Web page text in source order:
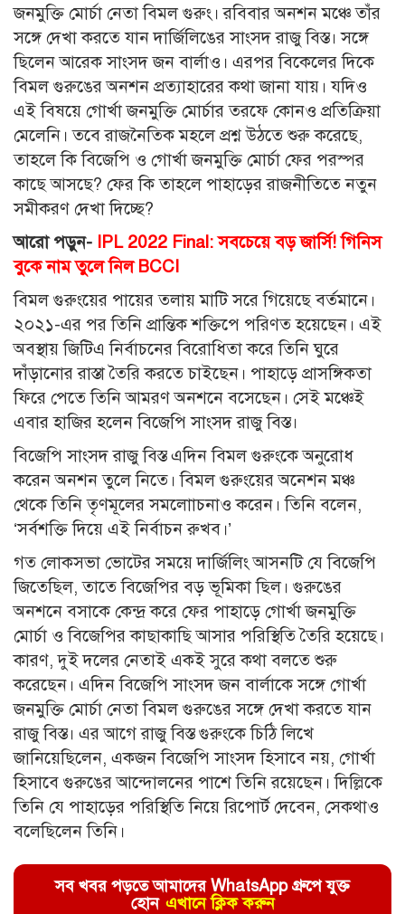
জনমুক্তি মোর্চা নেতা বিমল গুরুং। রবিবার অনশন মঞ্চে তাঁর
সঙ্গে দেখা করতে যান দার্জিলিঙের সাংসদ রাজু বিস্ত। সঙ্গে
ছিলেন আরেক সাংসদ জন বার্লাও। এরপর বিকেলের দিকে
বিমল গুরুঙের অনশন প্রত্যাহারের কথা জানা যায়। যদিও
এই বিষয়ে গোর্খা জনমুক্তি মোর্চার তরফে কোনও প্রতিক্রিয়া
মেলেনি। তবে রাজনৈতিক মহলে প্রশ্ন উঠতে শুরু করেছে,
তাহলে কি বিজেপি ও গোর্খা জনমুক্তি মোর্চা ফের পরস্পর
কাছে আসছে? ফের কি তাহলে পাহাড়ের রাজনীতিতে নতুন
সমীকরণ দেখা দিচ্ছে?
আরো পড়ুন- IPL 2022 Final: সবচেয়ে বড় জার্সি! গিনিস
বুকে নাম তুলে নিল BCCI
বিমল গুরুংয়ের পায়ের তলায় মাটি সরে গিয়েছে বর্তমানে।
২০২১-এর পর তিনি প্রান্তিক শক্তিপে পরিণত হয়েছেন। এই
অবস্থায় জিটিএ নির্বাচনের বিরোধিতা করে তিনি ঘুরে
দাঁড়ানোর রাস্তা তৈরি করতে চাইছেন। পাহাড়ে প্রাসঙ্গিকতা
ফিরে পেতে তিনি আমরণ অনশনে বসেছেন। সেই মঞ্চেই
এবার হাজির হলেন বিজেপি সাংসদ রাজু বিস্ত।
বিজেপি সাংসদ রাজু বিস্ত এদিন বিমল গুরুংকে অনুরোধ
করেন অনশন তুলে নিতে। বিমল গুরুংয়ের অনেশন মঞ্চ
থেকে তিনি তৃণমূলের সমলাোচনাও করেন। তিনি বলেন,
‘‌সর্বশক্তি দিয়ে এই নির্বাচন রুখব।’‌
গত লোকসভা ভোটের সময়ে দার্জিলিং আসনটি যে বিজেপি
জিতেছিল, তাতে বিজেপির বড় ভূমিকা ছিল। গুরুঙের
অনশনে বসাকে কেন্দ্র করে ফের পাহাড়ে গোর্খা জনমুক্তি
মোর্চা ও বিজেপির কাছাকাছি আসার পরিস্থিতি তৈরি হয়েছে।
কারণ, দুই দলের নেতাই একই সুরে কথা বলতে শুরু
করেছেন। এদিন বিজেপি সাংসদ জন বার্লাকে সঙ্গে গোর্খা
জনমুক্তি মোর্চা নেতা বিমল গুরুঙের সঙ্গে দেখা করতে যান
রাজু বিস্ত। এর আগে রাজু বিস্ত গুরুংকে চিঠি লিখে
জানিয়েছিলেন, একজন বিজেপি সাংসদ হিসাবে নয়, গোর্খা
হিসাবে গুরুঙের আন্দোলনের পাশে তিনি রয়েছেন। দিল্লিকে
তিনি যে পাহাড়ের পরিস্থিতি নিয়ে রিপোর্ট দেবেন, সেকথাও
বলেছিলেন তিনি।
সব খবর পড়তে আমাদের WhatsApp গ্রুপে যুক্ত
হোন এখানে ক্লিক করুন